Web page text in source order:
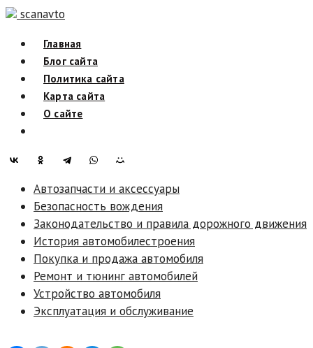
Skip
content
scanavto
Главная
Блог сайта
Политика сайта
Карта сайта
О сайте
Автозапчасти и аксессуары
Безопасность вождения
Законодательство и правила дорожного движения
История автомобилестроения
Покупка и продажа автомобиля
Ремонт и тюнинг автомобилей
Устройство автомобиля
Эксплуатация и обслуживание